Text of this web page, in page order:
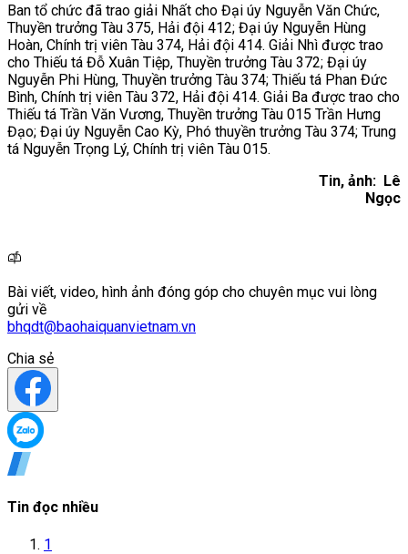
Ban tổ chức đã trao giải Nhất cho Đại úy Nguyễn Văn Chức,
Thuyền trưởng Tàu 375, Hải đội 412; Đại úy Nguyễn Hùng
Hoàn, Chính trị viên Tàu 374, Hải đội 414. Giải Nhì được trao
cho Thiếu tá Đỗ Xuân Tiệp, Thuyền trưởng Tàu 372; Đại úy
Nguyễn Phi Hùng, Thuyền trưởng Tàu 374; Thiếu tá Phan Đức
Bình, Chính trị viên Tàu 372, Hải đội 414. Giải Ba được trao cho
Thiếu tá Trần Văn Vương, Thuyền trưởng Tàu 015 Trần Hưng
Đạo; Đại úy Nguyễn Cao Kỳ, Phó thuyền trưởng Tàu 374; Trung
tá Nguyễn Trọng Lý, Chính trị viên Tàu 015.
Tin, ảnh: Lê
Ngọc
Bài viết, video, hình ảnh đóng góp cho chuyên mục vui lòng
gửi về
bhqdt@baohaiquanvietnam.vn
Chia sẻ
Tin đọc nhiều
1